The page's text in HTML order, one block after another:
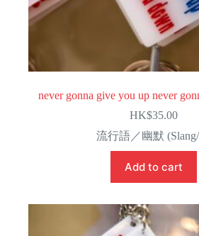
never gonna give you up never
HK$35.00
流行語／幽默
Add to cart